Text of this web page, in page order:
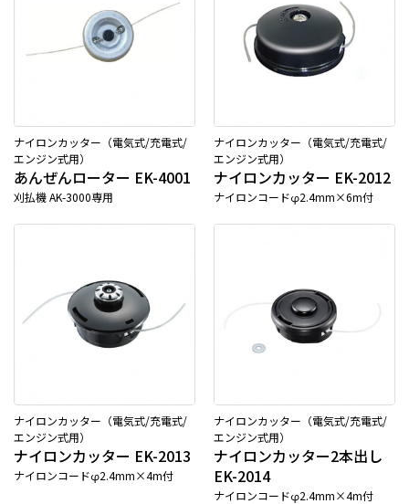
ナイロンカッター（電気式/充電式/
エンジン式用）
あんぜんローター EK-4001
刈払機 AK-3000専用
ナイロンカッター（電気式/充電式/
エンジン式用）
ナイロンカッター EK-2012
ナイロンコードφ2.4mm×6m付
ナイロンカッター（電気式/充電式/
エンジン式用）
ナイロンカッター EK-2013
ナイロンコードφ2.4mm×4m付
ナイロンカッター（電気式/充電式/
エンジン式用）
ナイロンカッター2本出し
EK-2014
ナイロンコードφ2.4mm×4m付